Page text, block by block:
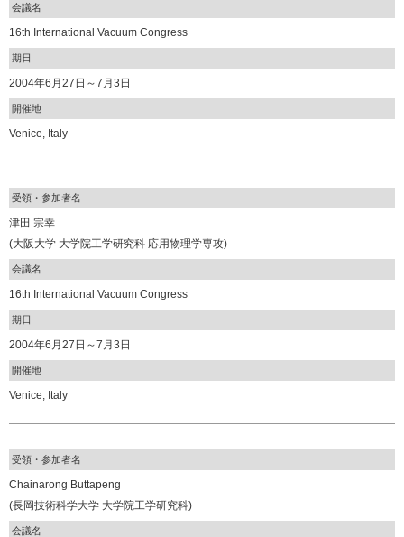
会議名
16th International Vacuum Congress
期日
2004年6月27日～7月3日
開催地
Venice, Italy
受領・参加者名
津田 宗幸
(大阪大学 大学院工学研究科 応用物理学専攻)
会議名
16th International Vacuum Congress
期日
2004年6月27日～7月3日
開催地
Venice, Italy
受領・参加者名
Chainarong Buttapeng
(長岡技術科学大学 大学院工学研究科)
会議名